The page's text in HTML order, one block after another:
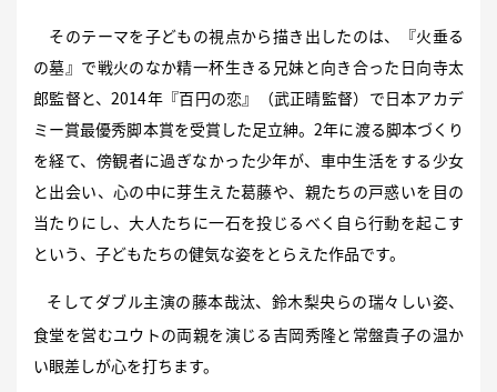
そのテーマを子どもの視点から描き出したのは、『火垂る
の墓』で戦火のなか精一杯生きる兄妹と向き合った日向寺太
郎監督と、2014年『百円の恋』（武正晴監督）で日本アカデ
ミー賞最優秀脚本賞を受賞した足立紳。2年に渡る脚本づくり
を経て、傍観者に過ぎなかった少年が、車中生活をする少女
と出会い、心の中に芽生えた葛藤や、親たちの戸惑いを目の
当たりにし、大人たちに一石を投じるべく自ら行動を起こす
という、子どもたちの健気な姿をとらえた作品です。
そしてダブル主演の藤本哉汰、鈴木梨央らの瑞々しい姿、
食堂を営むユウトの両親を演じる吉岡秀隆と常盤貴子の温か
い眼差しが心を打ちます。